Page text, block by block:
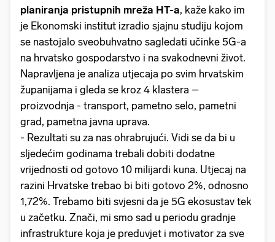
planiranja pristupnih mreža HT-a, kaže kako im
je Ekonomski institut izradio sjajnu studiju kojom
se nastojalo sveobuhvatno sagledati učinke 5G-a
na hrvatsko gospodarstvo i na svakodnevni život.
Napravljena je analiza utjecaja po svim hrvatskim
županijama i gleda se kroz 4 klastera –
proizvodnja - transport, pametno selo, pametni
grad, pametna javna uprava.
- Rezultati su za nas ohrabrujući. Vidi se da bi u
sljedećim godinama trebali dobiti dodatne
vrijednosti od gotovo 10 milijardi kuna. Utjecaj na
razini Hrvatske trebao bi biti gotovo 2%, odnosno
1,72%. Trebamo biti svjesni da je 5G ekosustav tek
u začetku. Znači, mi smo sad u periodu gradnje
infrastrukture koja je preduvjet i motivator za sve